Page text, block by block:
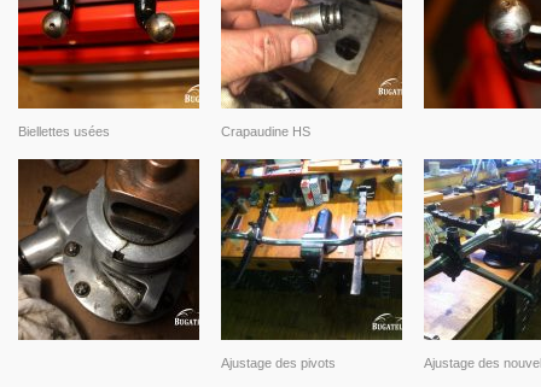
Biellettes usées Crapaudine HS
Ajustage des pivots Ajustage des